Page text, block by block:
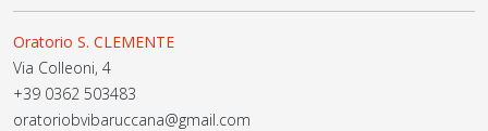
Oratorio S. CLEMENTE
Via Colleoni, 4
+39 0362 503483
oratoriobvibaruccana@gmail.com